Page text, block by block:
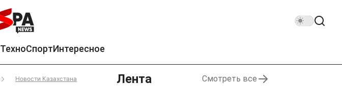
ТехноСпортИнтересное
Новости Казахстана Лента Смотреть все